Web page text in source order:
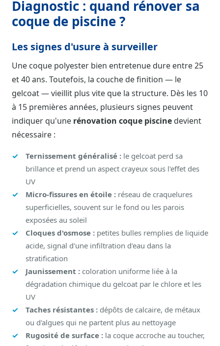
Diagnostic : quand rénover sa
coque de piscine ?
Les signes d'usure à surveiller
Une coque polyester bien entretenue dure entre 25
et 40 ans. Toutefois, la couche de finition — le
gelcoat — vieillit plus vite que la structure. Dès les 10
à 15 premières années, plusieurs signes peuvent
indiquer qu'une rénovation coque piscine devient
nécessaire :
Ternissement généralisé : le gelcoat perd sa
brillance et prend un aspect crayeux sous l'effet des
UV
Micro-fissures en étoile : réseau de craquelures
superficielles, souvent sur le fond ou les parois
exposées au soleil
Cloques d'osmose : petites bulles remplies de liquide
acide, signal d'une infiltration d'eau dans la
stratification
Jaunissement : coloration uniforme liée à la
dégradation chimique du gelcoat par le chlore et les
UV
Taches résistantes : dépôts de calcaire, de métaux
ou d'algues qui ne partent plus au nettoyage
Rugosité de surface : la coque accroche au toucher,